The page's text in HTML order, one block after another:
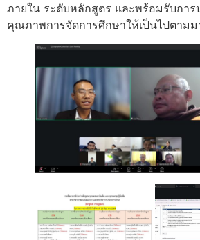
ภายใน ระดับหลักสูตร และพร้อมรับการ
คุณภาพการจัดการศึกษาให้เป็นไปตามม